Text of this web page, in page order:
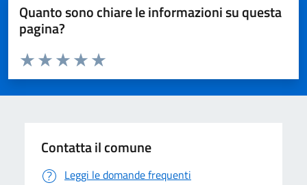
Quanto sono chiare le informazioni su questa
pagina?
Valuta da 1 a 5 stelle la pagina
Valuta 5 stelle su 5
Valuta 4 stelle su 5
Valuta 3 stelle su 5
Valuta 2 stelle su 5
Valuta 1 stelle su 5
Contatta il comune
Leggi le domande frequenti